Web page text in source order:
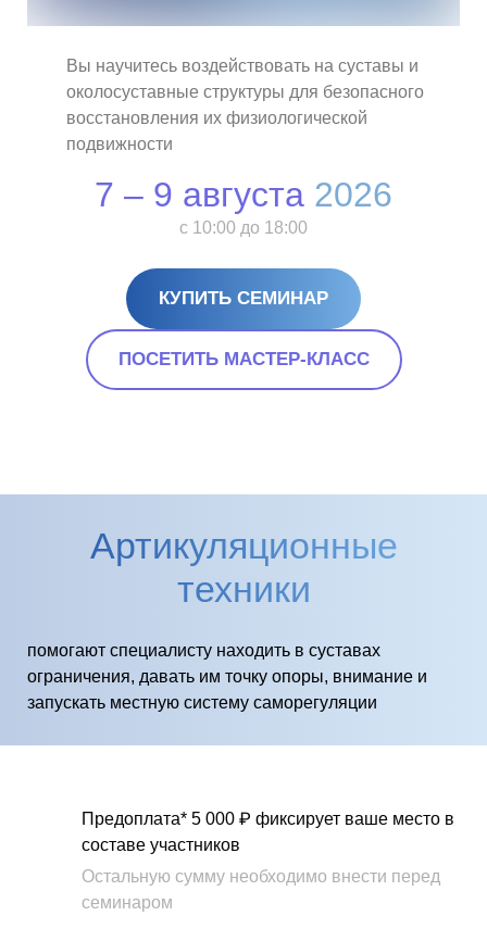
Вы научитесь воздействовать на суставы и
околосуставные структуры для безопасного
восстановления их физиологической
подвижности
7 – 9 августа 2026
с 10:00 до 18:00
КУПИТЬ СЕМИНАР
ПОСЕТИТЬ МАСТЕР-КЛАСС
Артикуляционные
техники
помогают специалисту находить в суставах
ограничения, давать им точку опоры, внимание и
запускать местную систему саморегуляции
Предоплата* 5 000 ₽ фиксирует ваше место в
составе участников
Остальную сумму необходимо внести перед
семинаром